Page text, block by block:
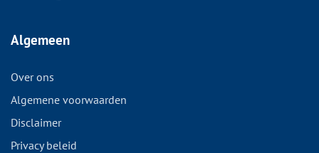
Algemeen
Over ons
Algemene voorwaarden
Disclaimer
Privacy beleid